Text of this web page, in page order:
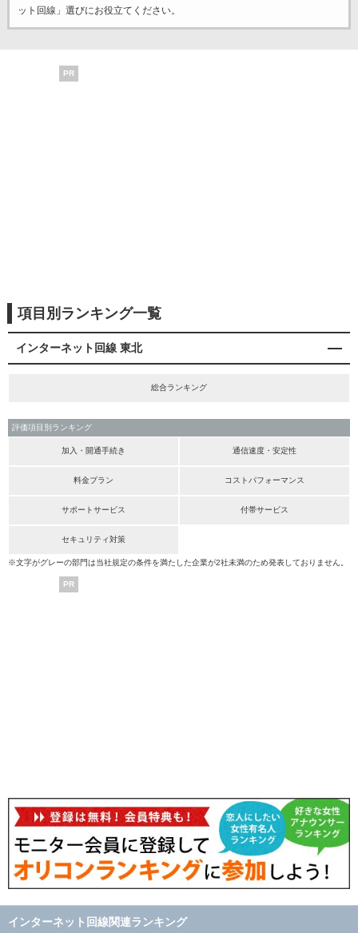
ット回線」選びにお役立てください。
PR
項目別ランキング一覧
インターネット回線 東北
総合ランキング
評価項目別ランキング
加入・開通手続き 通信速度・安定性
料金プラン コストパフォーマンス
サポートサービス 付帯サービス
セキュリティ対策
※文字がグレーの部門は当社規定の条件を満たした企業が2社未満のため発表しておりません。
PR
インターネット回線関連ランキング